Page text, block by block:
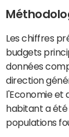
Les chiffres
budgets
données
direction
l'Economie et
habitant a été
populations